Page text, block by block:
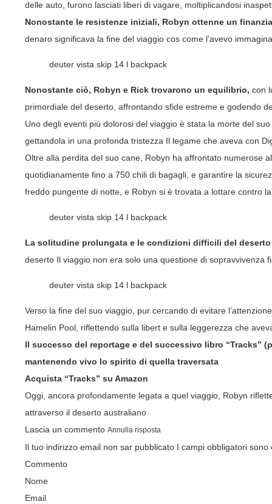
delle auto, furono lasciati liberi di vagare, moltiplicandosi
Nonostante le resistenze iniziali, Robyn ottenne un
denaro significava la fine del viaggio cos come l’avevo
deuter vista skip 14 l backpack
Nonostante ciò, Robyn e Rick trovarono un equilibrio, con
primordiale del deserto, affrontando sfide estreme e godendo
Uno degli eventi più dolorosi del viaggio è stata la morte del
gettandola in una profonda tristezza Il legame che aveva con
Oltre alla perdita del suo cane, Robyn ha affrontato numerose
quotidianamente fino a 750 chili di bagagli, e garantire la
freddo pungente di notte, e Robyn si è trovata a lottare contro
deuter vista skip 14 l backpack
La solitudine prolungata e le condizioni difficili del
deserto Il viaggio non era solo una questione di
deuter vista skip 14 l backpack
Verso la fine del suo viaggio, pur cercando di evitare
Hamelin Pool, riflettendo sulla libert e sulla leggerezza che
Il successo del reportage e del successivo libro “Tracks”
mantenendo vivo lo spirito di quella traversata
Acquista “Tracks” su Amazon
Oggi, ancora profondamente legata a quel viaggio, Robyn
attraverso il deserto australiano
Lascia un commento Annulla risposta
Il tuo indirizzo email non sar pubblicato I campi obbligatori sono
Commento
Nome
Email